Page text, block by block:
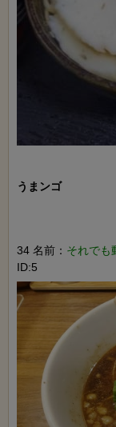
うまンゴ
34 名前： それでも
ID:5